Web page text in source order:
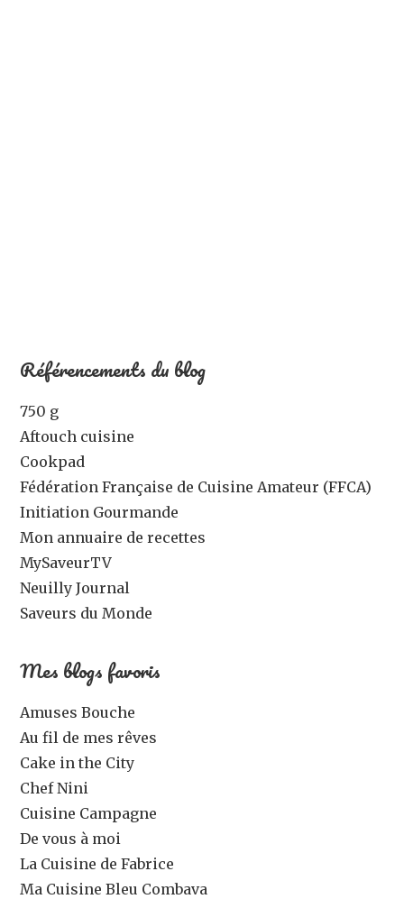
Référencements du blog
750 g
Aftouch cuisine
Cookpad
Fédération Française de Cuisine Amateur (FFCA)
Initiation Gourmande
Mon annuaire de recettes
MySaveurTV
Neuilly Journal
Saveurs du Monde
Mes blogs favoris
Amuses Bouche
Au fil de mes rêves
Cake in the City
Chef Nini
Cuisine Campagne
De vous à moi
La Cuisine de Fabrice
Ma Cuisine Bleu Combava